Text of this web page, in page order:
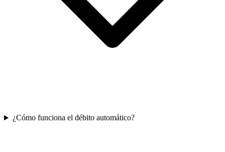
¿Cómo funciona el débito automático?